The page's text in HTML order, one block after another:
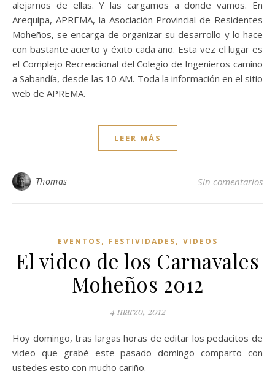
alejarnos de ellas. Y las cargamos a donde vamos. En
Arequipa, APREMA, la Asociación Provincial de Residentes
Moheños, se encarga de organizar su desarrollo y lo hace
con bastante acierto y éxito cada año. Esta vez el lugar es
el Complejo Recreacional del Colegio de Ingenieros camino
a Sabandía, desde las 10 AM. Toda la información en el sitio
web de APREMA.
LEER MÁS
Thomas Sin comentarios
EVENTOS, FESTIVIDADES, VIDEOS
El video de los Carnavales
Moheños 2012
4 marzo, 2012
Hoy domingo, tras largas horas de editar los pedacitos de
video que grabé este pasado domingo comparto con
ustedes esto con mucho cariño.